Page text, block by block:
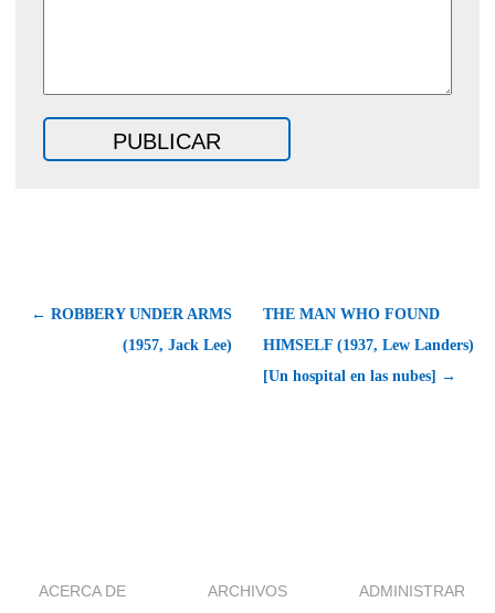
← ROBBERY UNDER ARMS
(1957, Jack Lee)
THE MAN WHO FOUND
HIMSELF (1937, Lew Landers)
[Un hospital en las nubes] →
ACERCA DE ARCHIVOS ADMINISTRAR